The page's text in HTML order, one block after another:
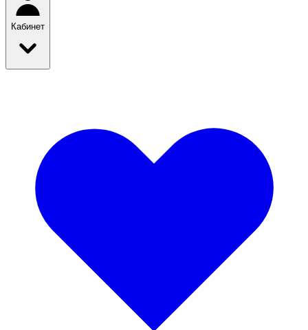
Кабинет